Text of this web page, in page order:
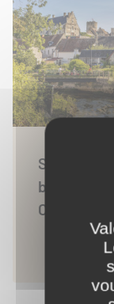
Sortie
bordure
Cher